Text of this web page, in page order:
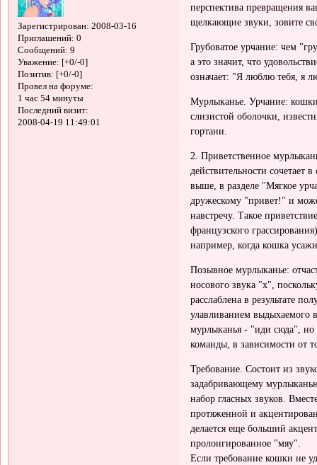
Зарегистрирован: 2008-03-16
Приглашений: 0
Сообщений: 9
Уважение: [+0/-0]
Позитив: [+0/-0]
Провел на форуме:
1 час 54 минуты
Последний визит:
2008-04-19 11:49:01
перспектива превращения
щелкающие звуки, зовите
Грубоватое урчание: чем
а это значит, что
означает: "Я люблю тебя, я
Мурлыканье. Урчание: кошки
слизистой оболочки,
гортани.
2. Приветственное
действительности
выше, в разделе "Мягкое
дружескому "привет!" и
навстречу. Такое
французского
например, когда кошка
Позывное мурлыканье:
носового звука "х",
расслаблена в результате
улавливанием выдыхаемого
мурлыканья - "иди сюда", но
команды, в зависимости от
Требование. Состоит из
задабривающему
набор гласных звуков.
протяженной и
делается еще больший
пролонгированное "мяу".
Если требование кошки не